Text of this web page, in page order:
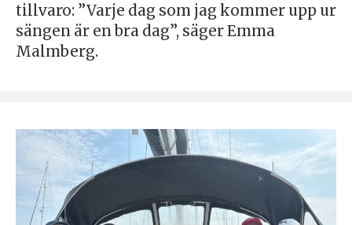
tillvaro: ”Varje dag som jag kommer upp ur
sängen är en bra dag”, säger Emma
Malmberg.